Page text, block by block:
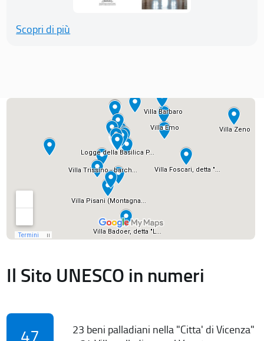
Scopri di più
Il Sito UNESCO in numeri
47
23 beni palladiani nella "Citta' di Vicenza"